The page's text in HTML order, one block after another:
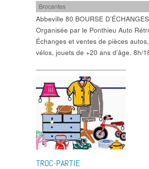
Brocantes
Abbeville 80 BOURSE D’ÉCHANGES
Organisée par le Ponthieu Auto
Échanges et ventes de pièces
vélos, jouets de +20 ans d’âge. 8h/
TROC-PARTIE